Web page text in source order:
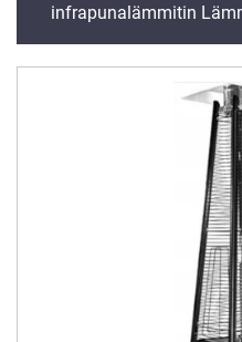
infrapunalämmitin